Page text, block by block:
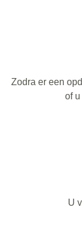
Zodra er een
of
U